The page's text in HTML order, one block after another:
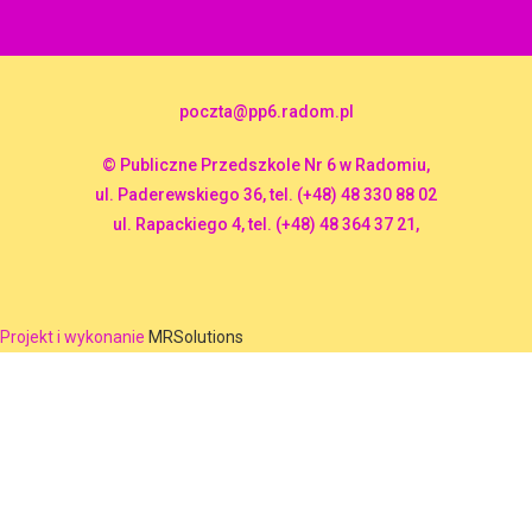
poczta@pp6.radom.pl
© Publiczne Przedszkole Nr 6 w Radomiu,
ul. Paderewskiego 36, tel. (+48) 48 330 88 02
ul. Rapackiego 4, tel. (+48) 48 364 37 21,
Projekt i wykonanie MRSolutions